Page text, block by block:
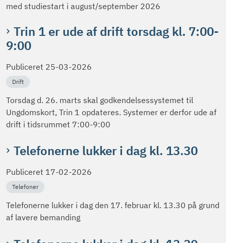
med studiestart i august/september 2026
Trin 1 er ude af drift torsdag kl. 7:00-
9:00
Publiceret 25-03-2026
Drift
Torsdag d. 26. marts skal godkendelsessystemet til
Ungdomskort, Trin 1 opdateres. Systemer er derfor ude af
drift i tidsrummet 7:00-9:00
Telefonerne lukker i dag kl. 13.30
Publiceret 17-02-2026
Telefoner
Telefonerne lukker i dag den 17. februar kl. 13.30 på grund
af lavere bemanding